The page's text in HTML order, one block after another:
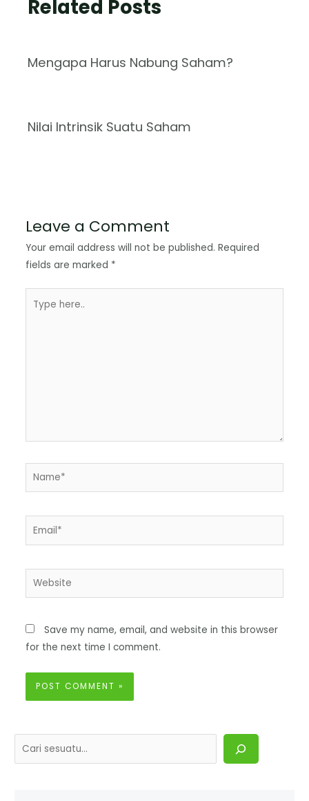
Related Posts
Mengapa Harus Nabung Saham?
Nilai Intrinsik Suatu Saham
Leave a Comment
Your email address will not be published. Required
fields are marked *
Save my name, email, and website in this browser
for the next time I comment.